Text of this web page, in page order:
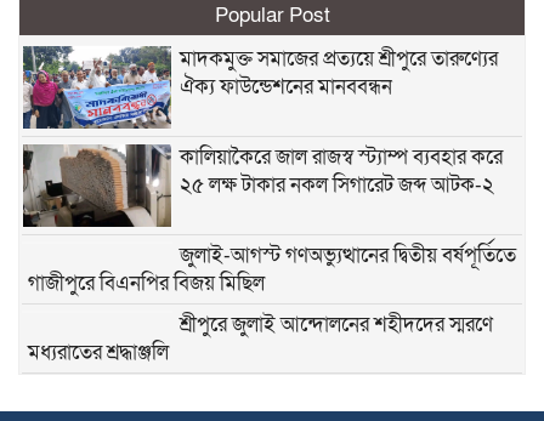
Popular Post
মাদকমুক্ত সমাজের প্রত্যয়ে শ্রীপুরে তারুণ্যের
ঐক্য ফাউন্ডেশনের মানববন্ধন
কালিয়াকৈরে জাল রাজস্ব স্ট্যাম্প ব্যবহার করে
২৫ লক্ষ টাকার নকল সিগারেট জব্দ আটক-২
জুলাই-আগস্ট গণঅভ্যুত্থানের দ্বিতীয় বর্ষপূর্তিতে
গাজীপুরে বিএনপির বিজয় মিছিল
শ্রীপুরে জুলাই আন্দোলনের শহীদদের স্মরণে
মধ্যরাতের শ্রদ্ধাঞ্জলি